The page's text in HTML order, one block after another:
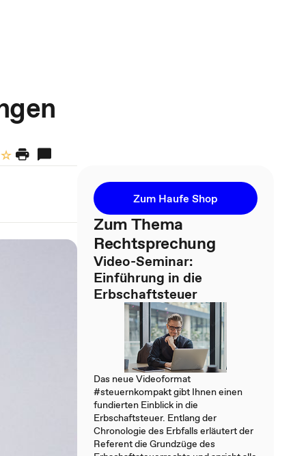
Zum Haufe Shop
Zum Thema
Rechtsprechung
Video-Seminar:
Einführung in die
Erbschaftsteuer
Das neue Videoformat
#steuernkompakt gibt Ihnen einen
fundierten Einblick in die
Erbschaftsteuer. Entlang der
Chronologie des Erbfalls erläutert der
Referent die Grundzüge des